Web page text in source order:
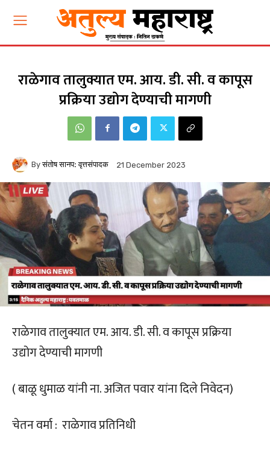
राळेगाव तालुक्यात एम. आय. डी. सी. व कापूस
प्रक्रिया उद्योग देण्याची मागणी
By संतोष सानप: वृत्तसंपादक 21 December 2023
राळेगाव तालुक्यात एम. आय. डी. सी. व कापूस प्रक्रिया
उद्योग देण्याची मागणी
( बाळू धुमाळ यांनी ना. अजित पवार यांना दिले निवेदन)
चेतन वर्मा : राळेगाव प्रतिनिधी